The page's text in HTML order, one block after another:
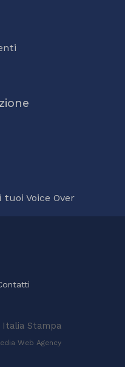
Voice Over
Italia Stampa
Web Agency